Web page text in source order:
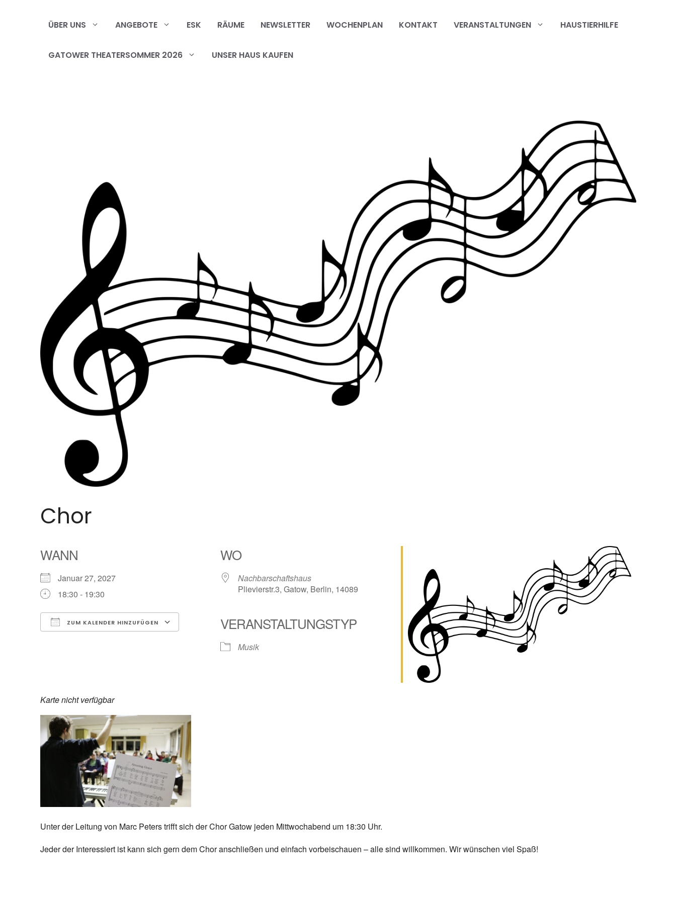
ÜBER UNS ANGEBOTE ESK RÄUME NEWSLETTER WOCHENPLAN KONTAKT VERANSTALTUNGEN HAUSTIERHILFE
GATOWER THEATERSOMMER 2026 UNSER HAUS KAUFEN
Chor
WANN
Januar 27, 2027
18:30 - 19:30
ZUM KALENDER HINZUFÜGEN
Google Kalender Office 365
WO
Nachbarschaftshaus
Plievierstr.3, Gatow, Berlin, 14089
VERANSTALTUNGSTYP
Musik
Karte nicht verfügbar
Unter der Leitung von Marc Peters trifft sich der Chor Gatow jeden Mittwochabend um 18:30 Uhr.
Jeder der Interessiert ist kann sich gern dem Chor anschließen und einfach vorbeischauen – alle sind willkommen. Wir wünschen viel Spaß!